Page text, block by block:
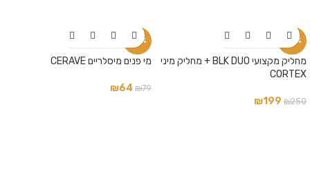
-20%
מחליק מקצועי BLK DUO + מחליק מיני
CORTEX
₪250
₪199
-19%
מי פנים מיסלריים CERAVE
₪79
₪64